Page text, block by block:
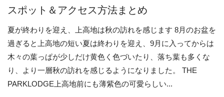
スポット＆アクセス方法まとめ
夏が終わりを迎え、上高地は秋の訪れを感じます 8月のお盆を
過ぎると上高地の短い夏は終わりを迎え、9月に入ってからは
木々の葉っぱが少しだけ黄色く色づいたり、落ち葉も多くな
り、より一層秋の訪れを感じるようになりました。 THE
PARKLODGE上高地前にも薄紫色の可愛らしい...